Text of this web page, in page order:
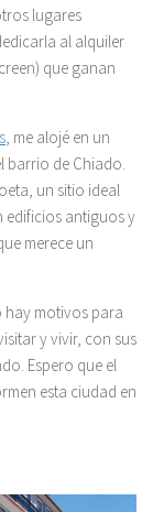
lugares
al alquiler
que ganan
, me alojé en un
barrio de Chiado.
un sitio ideal
edificios antiguos y
merece un
hay motivos para
y vivir, con sus
Espero que el
esta ciudad en